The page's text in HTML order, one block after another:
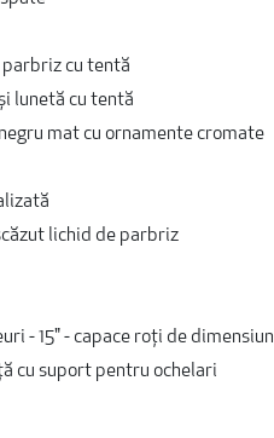
cu tentă
lunetă cu tentă
mat cu ornamente cromate
lichid de parbriz
- 15" - capace roți de
cu suport pentru ochelari